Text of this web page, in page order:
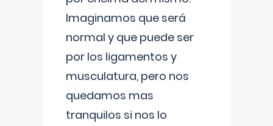
Imaginamos que será
normal y que puede ser
por los ligamentos y
musculatura, pero nos
quedamos mas
tranquilos si nos lo